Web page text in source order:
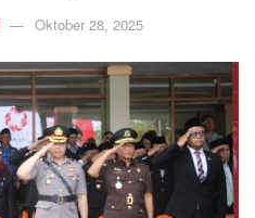
Oktober 28, 2025